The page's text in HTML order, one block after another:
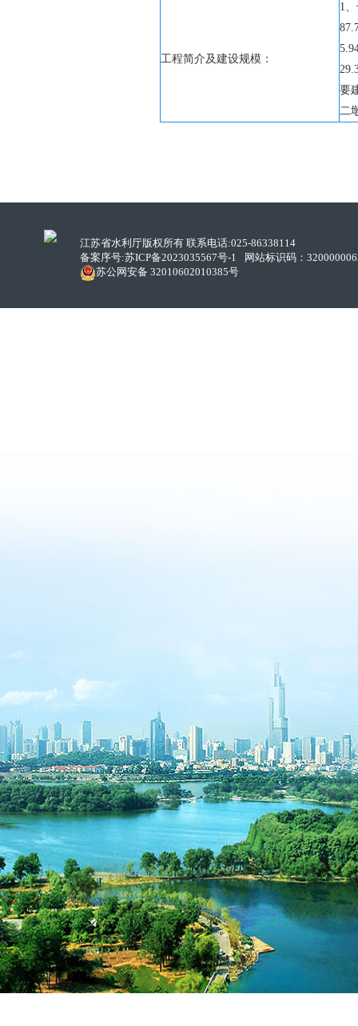
工程简介及建设规模：
1
要
二
江苏省水利厅版权所有 联系电话:025-86338114
备案序号:苏ICP备2023035567号-1
网站标识码：
苏公网安备 32010602010385号